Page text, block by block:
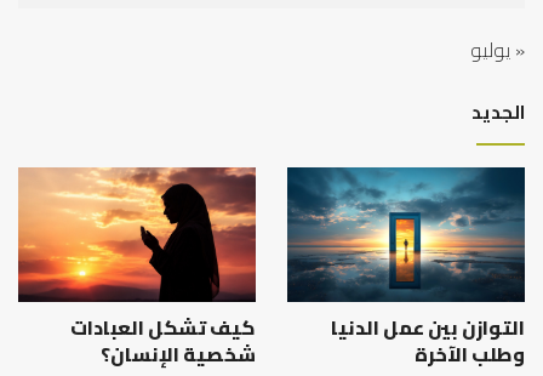
« يوليو
الجديد
التوازن بين عمل الدنيا
وطلب الآخرة
كيف تشكل العبادات
شخصية الإنسان؟